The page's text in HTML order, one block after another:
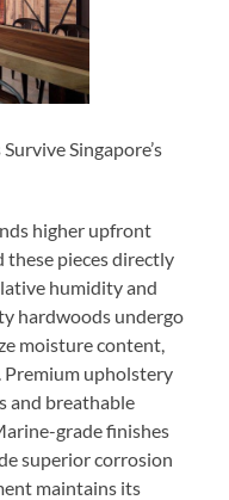
Singapore’s
higher upfront
these pieces directly
humidity and
hardwoods undergo
moisture content,
Premium upholstery
and breathable
grade finishes
superior corrosion
maintains its